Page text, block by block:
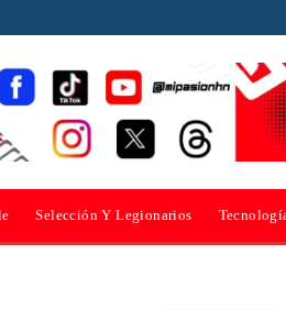
Selección Y Legionarios